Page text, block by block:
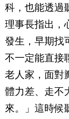
科，也能透過
理事長指出，
發生，早期找
不一定能直接
老人家，面對
體力差、走不
來。」這時候